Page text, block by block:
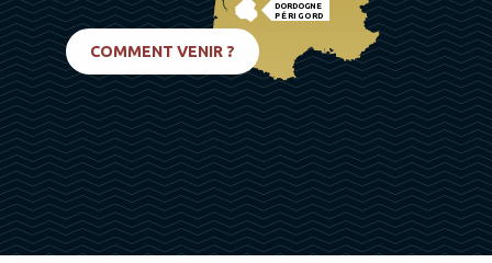
DORDOGNE
PÉRIGORD
COMMENT VENIR ?